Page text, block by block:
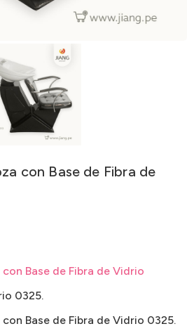
con Base de Fibra de
Base de Fibra de Vidrio
0325.
Base de Fibra de Vidrio 0325.